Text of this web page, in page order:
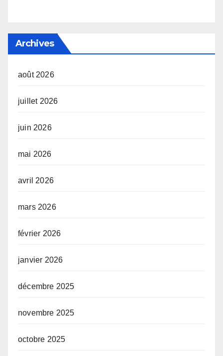
Archives
août 2026
juillet 2026
juin 2026
mai 2026
avril 2026
mars 2026
février 2026
janvier 2026
décembre 2025
novembre 2025
octobre 2025